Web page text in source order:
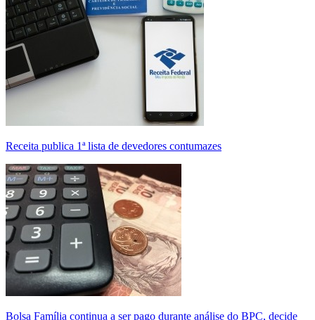
Receita publica 1ª lista de devedores contumazes
Bolsa Família continua a ser pago durante análise do BPC, decide